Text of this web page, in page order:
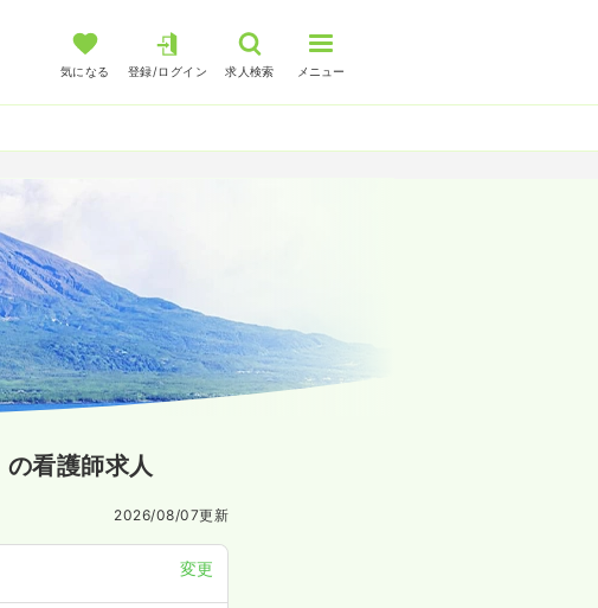
気になる 登録/ログイン 求人検索 メニュー
の看護師求人
2026/08/07更新
変更